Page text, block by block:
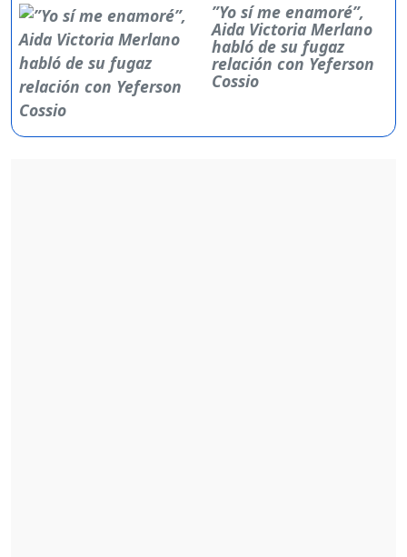
”Yo sí me enamoré”,
Aida Victoria Merlano
habló de su fugaz
relación con Yeferson
Cossio